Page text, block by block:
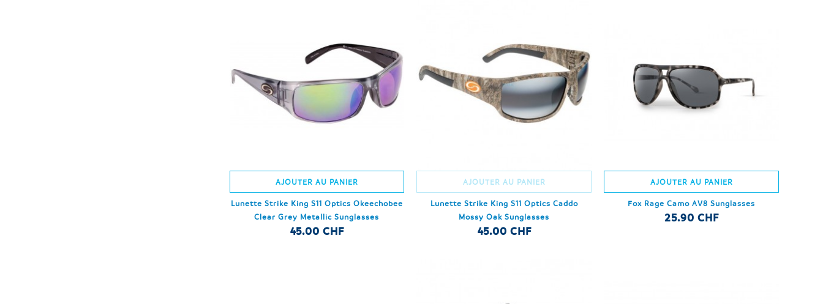
AJOUTER AU PANIER
Lunette Strike King S11 Optics Okeechobee
Clear Grey Metallic Sunglasses
45.00 CHF
AJOUTER AU PANIER
Lunette Strike King S11 Optics Caddo
Mossy Oak Sunglasses
45.00 CHF
AJOUTER AU PANIER
Fox Rage Camo AV8 Sunglasses
25.90 CHF